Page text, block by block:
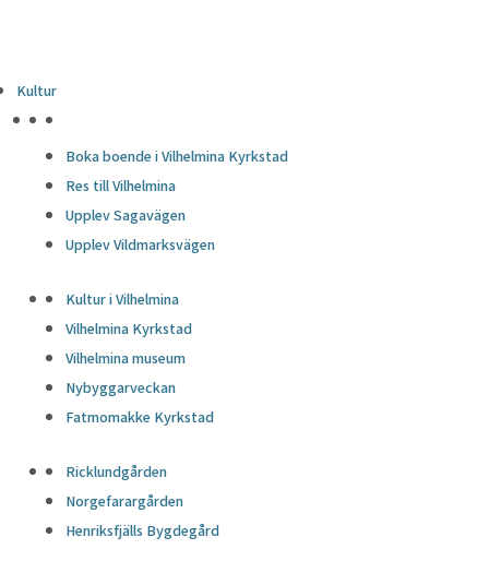
Kultur
Boka boende i Vilhelmina Kyrkstad
Res till Vilhelmina
Upplev Sagavägen
Upplev Vildmarksvägen
Kultur i Vilhelmina
Vilhelmina Kyrkstad
Vilhelmina museum
Nybyggarveckan
Fatmomakke Kyrkstad
Ricklundgården
Norgefarargården
Henriksfjälls Bygdegård